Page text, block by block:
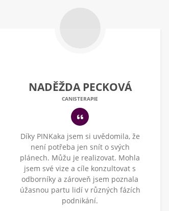
NADĚŽDA PECKOVÁ
CANISTERAPIE
Díky PINKaka jsem si uvědomila, že
není potřeba jen snít o svých
plánech. Můžu je realizovat. Mohla
jsem své vize a cíle konzultovat s
odborníky a zároveň jsem poznala
úžasnou partu lidí v různých fázích
podnikání.